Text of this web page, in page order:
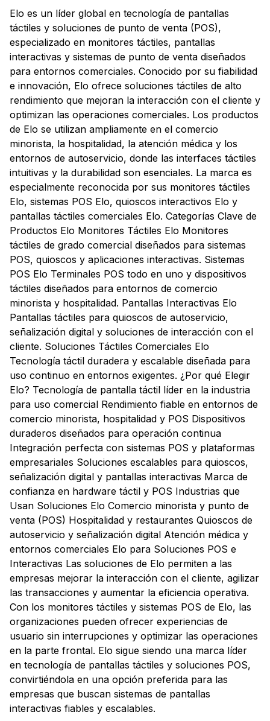
Elo es un líder global en tecnología de pantallas
táctiles y soluciones de punto de venta (POS),
especializado en monitores táctiles, pantallas
interactivas y sistemas de punto de venta diseñados
para entornos comerciales. Conocido por su fiabilidad
e innovación, Elo ofrece soluciones táctiles de alto
rendimiento que mejoran la interacción con el cliente y
optimizan las operaciones comerciales. Los productos
de Elo se utilizan ampliamente en el comercio
minorista, la hospitalidad, la atención médica y los
entornos de autoservicio, donde las interfaces táctiles
intuitivas y la durabilidad son esenciales. La marca es
especialmente reconocida por sus monitores táctiles
Elo, sistemas POS Elo, quioscos interactivos Elo y
pantallas táctiles comerciales Elo. Categorías Clave de
Productos Elo Monitores Táctiles Elo Monitores
táctiles de grado comercial diseñados para sistemas
POS, quioscos y aplicaciones interactivas. Sistemas
POS Elo Terminales POS todo en uno y dispositivos
táctiles diseñados para entornos de comercio
minorista y hospitalidad. Pantallas Interactivas Elo
Pantallas táctiles para quioscos de autoservicio,
señalización digital y soluciones de interacción con el
cliente. Soluciones Táctiles Comerciales Elo
Tecnología táctil duradera y escalable diseñada para
uso continuo en entornos exigentes. ¿Por qué Elegir
Elo? Tecnología de pantalla táctil líder en la industria
para uso comercial Rendimiento fiable en entornos de
comercio minorista, hospitalidad y POS Dispositivos
duraderos diseñados para operación continua
Integración perfecta con sistemas POS y plataformas
empresariales Soluciones escalables para quioscos,
señalización digital y pantallas interactivas Marca de
confianza en hardware táctil y POS Industrias que
Usan Soluciones Elo Comercio minorista y punto de
venta (POS) Hospitalidad y restaurantes Quioscos de
autoservicio y señalización digital Atención médica y
entornos comerciales Elo para Soluciones POS e
Interactivas Las soluciones de Elo permiten a las
empresas mejorar la interacción con el cliente, agilizar
las transacciones y aumentar la eficiencia operativa.
Con los monitores táctiles y sistemas POS de Elo, las
organizaciones pueden ofrecer experiencias de
usuario sin interrupciones y optimizar las operaciones
en la parte frontal. Elo sigue siendo una marca líder
en tecnología de pantallas táctiles y soluciones POS,
convirtiéndola en una opción preferida para las
empresas que buscan sistemas de pantallas
interactivas fiables y escalables.